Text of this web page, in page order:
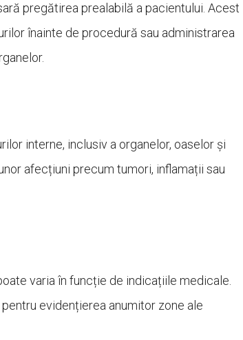
pregătirea prealabilă a pacientului. Acest
înainte de procedură sau administrarea
interne, inclusiv a organelor, oaselor și
afecțiuni precum tumori, inflamații sau
varia în funcție de indicațiile medicale.
evidențierea anumitor zone ale